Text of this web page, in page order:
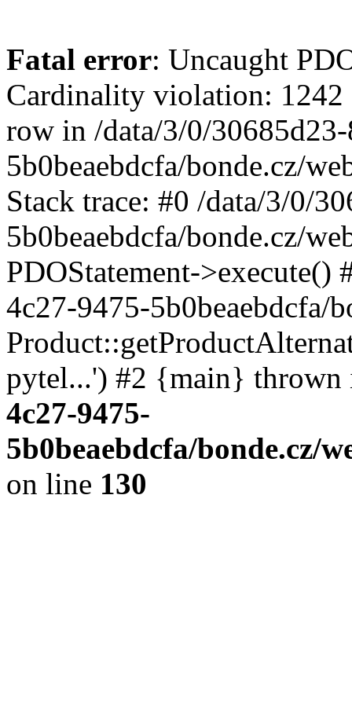
Fatal error: Uncaught
Cardinality violation: 1242
row in /data/3/0/
5b0beaebdcfa/bonde.cz/
Stack trace: #0 /data/3/0/
5b0beaebdcfa/bonde.cz/
PDOStatement->execute()
4c27-9475-5b0beaebdcfa/
pytel...') #2 {main}
4c27-9475-
5b0beaebdcfa/bonde.cz/
on line 130